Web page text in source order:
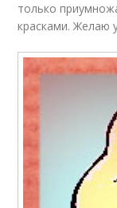
только
красками. Желаю